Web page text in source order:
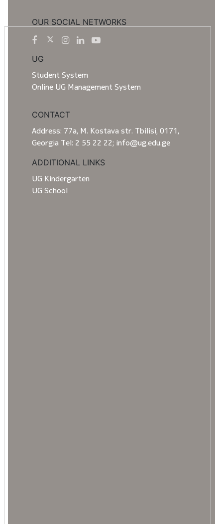
OUR SOCIAL NETWORKS
UG
Student System
Online UG Management System
CONTACT
Address: 77a, M. Kostava str. Tbilisi, 0171,
Georgia Tel: 2 55 22 22; info@ug.edu.ge
ADDITIONAL LINKS
UG Kindergarten
UG School